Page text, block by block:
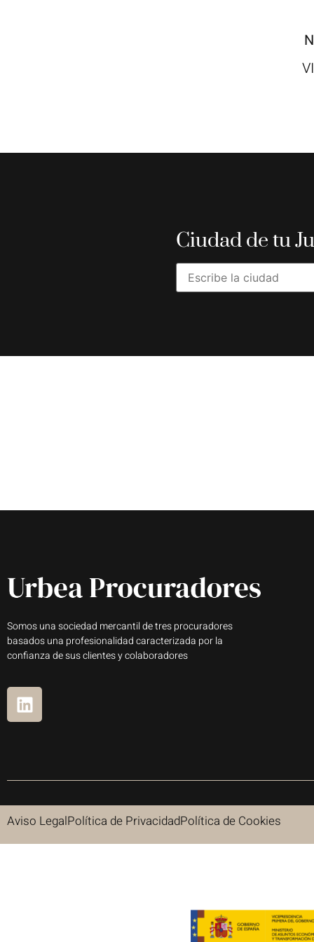
Ciudad de tu
Somos una sociedad mercantil de tres procuradores
basados una profesionalidad caracterizada por la
confianza de sus clientes y colaboradores
Aviso LegalPolítica de PrivacidadPolítica de Cookies